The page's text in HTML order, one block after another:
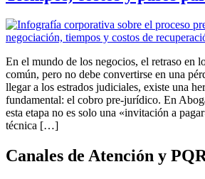
En el mundo de los negocios, el retraso en
común, pero no debe convertirse en una
llegar a los estrados judiciales, existe una
fundamental: el cobro pre-jurídico. En
esta etapa no es solo una «invitación a
técnica […]
Canales de Atención y